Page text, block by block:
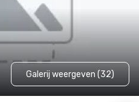
Galerij weergeven (32)